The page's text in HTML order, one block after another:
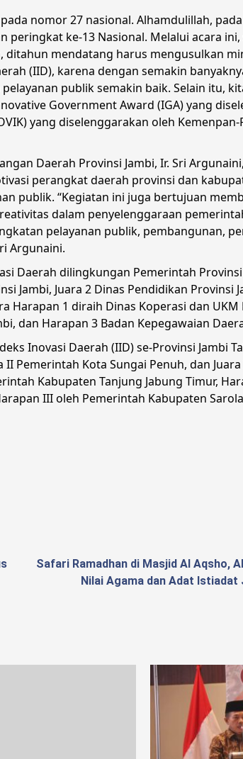
nomor 27 nasional. Alhamdulillah,
ke-13 Nasional. Melalui acara
mendatang harus mengusulkan
(IID), karena dengan semakin
publik semakin baik. Selain itu,
Government Award (IGA) yang
yang diselenggarakan oleh Kemenpan-
Daerah Provinsi Jambi, Ir. Sri
perangkat daerah provinsi dan
publik. “Kegiatan ini juga bertujuan
dalam penyelenggaraan
pelayanan publik, pembangunan,
Argunaini.
Daerah dilingkungan Pemerintah Provinsi
Jambi, Juara 2 Dinas Pendidikan Provinsi
Harapan 1 diraih Dinas Koperasi dan UKM
dan Harapan 3 Badan Kepegawaian
Inovasi Daerah (IID) se-Provinsi Jambi
Pemerintah Kota Sungai Penuh, dan
Kabupaten Tanjung Jabung Timur,
III oleh Pemerintah Kabupaten
Safari Ramadhan di Masjid Al Aqsho,
Nilai Agama dan Adat